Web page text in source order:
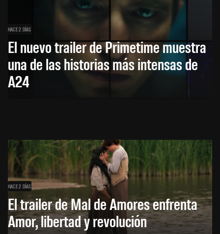
HACE 2 DÍAS
El nuevo trailer de Primetime muestra
una de las historias más intensas de
A24
HACE 2 DÍAS
El trailer de Mal de Amores enfrenta
Amor, libertad y revolución